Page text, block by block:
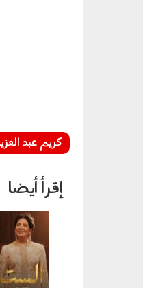
كريم عبد
إقرأ أيضا
281104.jpeg